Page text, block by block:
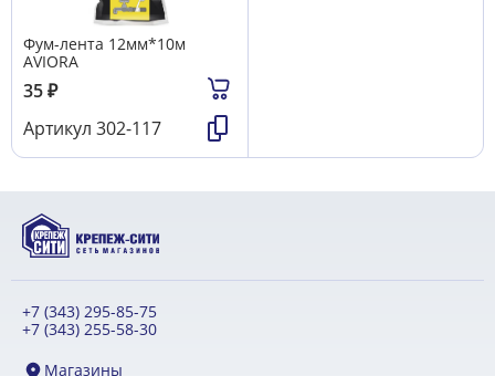
Фум-лента 12мм*10м
AVIORA
35₽
Артикул 302-117
+7 (343) 295-85-75
+7 (343) 255-58-30
Магазины